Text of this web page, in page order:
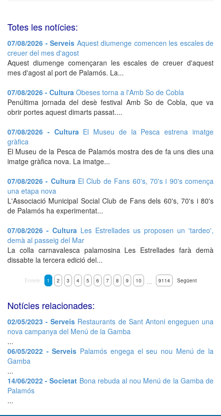
Totes les notícies:
07/08/2026 - Serveis Aquest diumenge comencen les escales de
creuer del mes d'agost
Aquest diumenge començaran les escales de creuer d'aquest
mes d'agost al port de Palamós. La...
07/08/2026 - Cultura Obeses torna a l'Amb So de Cobla
Penúltima jornada del desè festival Amb So de Cobla, que va
obrir portes aquest dimarts passat....
07/08/2026 - Cultura El Museu de la Pesca estrena imatge
gràfica
El Museu de la Pesca de Palamós mostra des de fa uns dies una
imatge gràfica nova. La imatge...
07/08/2026 - Cultura El Club de Fans 60's, 70's i 90's comença
una etapa nova
L'Associació Municipal Social Club de Fans dels 60's, 70's i 80's
de Palamós ha experimentat...
07/08/2026 - Cultura Les Estrellades us proposen un 'tardeo',
demà al passeig del Mar
La colla carnavalesca palamosina Les Estrellades farà demà
dissabte la tercera edició del...
Enrere 1 2 3 4 5 6 7 8 9 10 … 9114 Següent
Notícies relacionades:
02/05/2023 - Serveis Restaurants de Sant Antoni engeguen una
nova campanya del Menú de la Gamba
...
06/05/2022 - Serveis Palamós engega el seu nou Menú de la
Gamba
...
14/06/2022 - Societat Bona rebuda al nou Menú de la Gamba de
Palamós
...